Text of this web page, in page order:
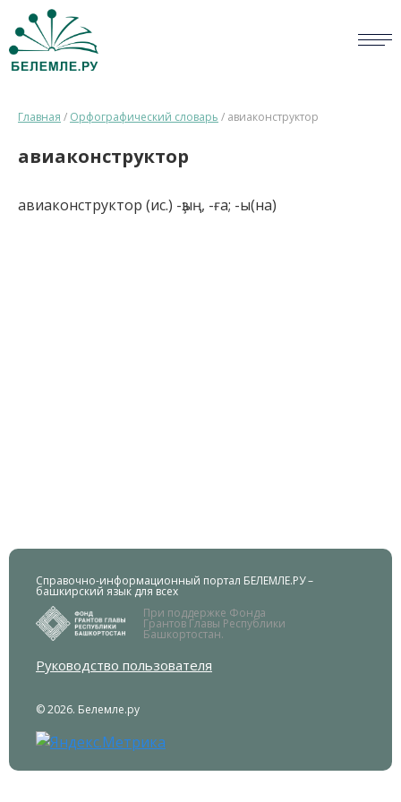
ОПРОС
БИБЛИОТЕКА
СПРАВКА
Главная / Орфографический словарь / авиаконструктор
авиаконструктор
авиаконструктор (ис.) -ҙың, -ға; -ы(на)
Справочно-информационный портал БЕЛЕМЛЕ.РУ –
башкирский язык для всех
При поддержке Фонда
Грантов Главы Республики
Башкортостан.
Руководство пользователя
© 2026. Белемле.ру